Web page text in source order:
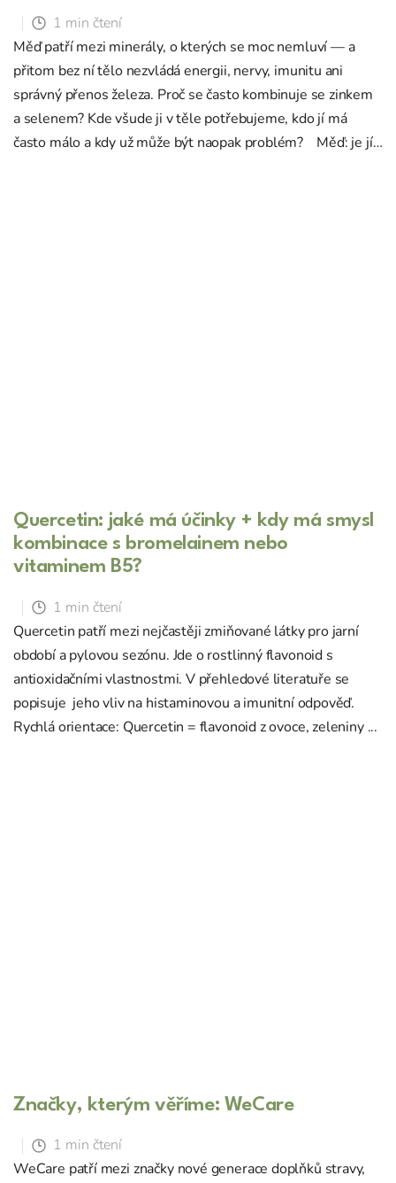
1 min čtení
Měď patří mezi minerály, o kterých se moc nemluví — a
přitom bez ní tělo nezvládá energii, nervy, imunitu ani
správný přenos železa. Proč se často kombinuje se zinkem
a selenem? Kde všude ji v těle potřebujeme, kdo jí má
často málo a kdy už může být naopak problém? Měď: je jí
Quercetin: jaké má účinky + kdy má smysl
kombinace s bromelainem nebo
vitaminem B5?
1 min čtení
Quercetin patří mezi nejčastěji zmiňované látky pro jarní
období a pylovou sezónu. Jde o rostlinný flavonoid s
antioxidačními vlastnostmi. V přehledové literatuře se
popisuje jeho vliv na histaminovou a imunitní odpověď.
Rychlá orientace: Quercetin = flavonoid z ovoce, zeleniny ...
Značky, kterým věříme: WeCare
1 min čtení
WeCare patří mezi značky nové generace doplňků stravy,